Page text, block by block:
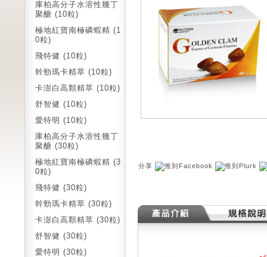
庫柏高分子水溶性幾丁
聚醣 (10粒)
極地紅寶南極磷蝦精 (1
0粒)
飛特健 (10粒)
幹勁瑪卡精萃 (10粒)
卡澎白高顆精萃 (10粒)
舒智健 (10粒)
愛特明 (10粒)
庫柏高分子水溶性幾丁
聚醣 (30粒)
極地紅寶南極磷蝦精 (3
0粒)
飛特健 (30粒)
幹勁瑪卡精萃 (30粒)
卡澎白高顆精萃 (30粒)
舒智健 (30粒)
愛特明 (30粒)
分享